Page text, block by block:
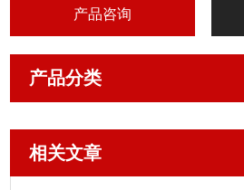
产品咨询
产品分类
相关文章